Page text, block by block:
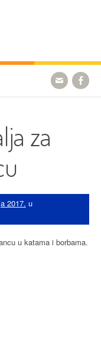
za
2017. u
u katama i borbama.